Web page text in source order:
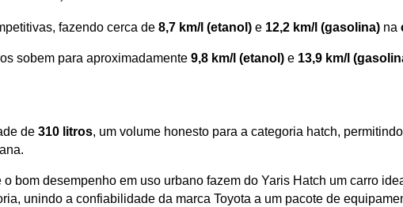
fazendo cerca de 8,7 km/l (etanol) e 12,2 km/l (gasolina) na
sobem para aproximadamente 9,8 km/l (etanol) e 13,9 km/l
de 310 litros, um volume honesto para a categoria hatch,
bom desempenho em uso urbano fazem do Yaris Hatch um carro
unindo a confiabilidade da marca Toyota a um pacote de